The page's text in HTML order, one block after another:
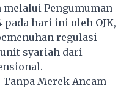
Pengumuman
pada hari ini oleh OJK,
regulasi
syariah dari
Tanpa Merek Ancam